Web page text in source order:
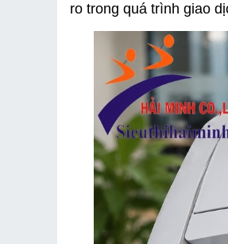
ro trong quá trình giao